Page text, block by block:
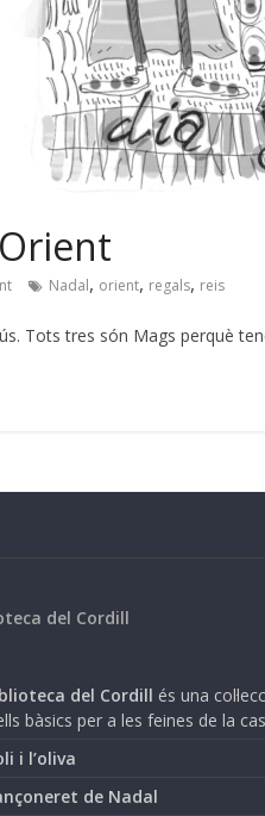
Nadal, orient, regals, reis
Tots tres són Mags perquè
del Cordill
del Cordill és una
bàsics per a les feines de la
i l’oliva
de Nadal